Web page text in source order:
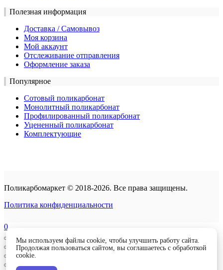
Полезная информация
Доставка / Самовывоз
Моя корзина
Мой аккаунт
Отслеживание отправления
Оформление заказа
Популярное
Сотовый поликарбонат
Монолитный поликарбонат
Профилированный поликарбонат
Уцененный поликарбонат
Комплектующие
Поликарбомаркет © 2018-2026. Все права защищены.
Политика конфиденциальности
0
Мы используем файлы cookie, чтобы улучшить работу сайта.
Продолжая пользоваться сайтом, вы соглашаетесь с обработкой
cookie.